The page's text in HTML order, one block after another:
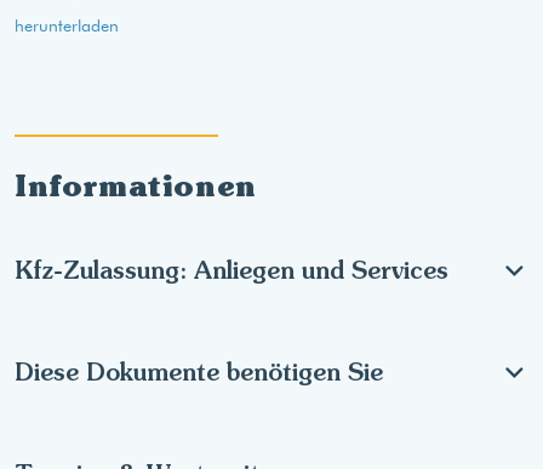
Informationen
Kfz-Zulassung: Anliegen und Services
Diese Dokumente benötigen Sie
herunterladen